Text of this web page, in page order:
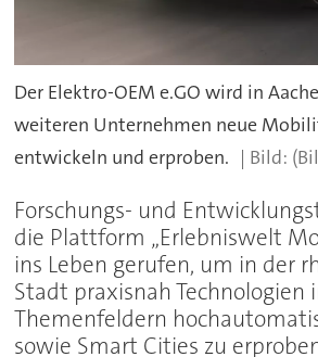
Der Elektro-OEM e.GO wird in
weiteren Unternehmen neue
entwickeln und erproben.
Forschungs- und
die Plattform „Erlebniswelt
ins Leben gerufen, um in der
Stadt praxisnah Technologien
Themenfeldern
sowie Smart Cities zu